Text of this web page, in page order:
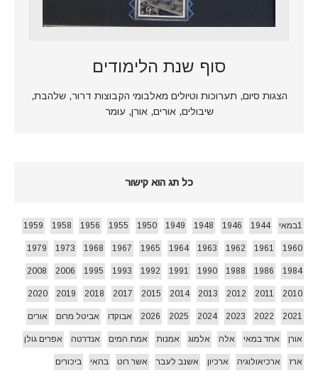
סוף שנת הלימודים
הצגות סיום, תערוכות וטיולים מאלבומי הקבוצות דרור, שלהבת,
שיבולים, אורים, אורן, עומר
כל תג הוא קישור
1במאי 1944
1946
1948
1949
1950
1955
1956
1958
1959
1960
1961
1962
1963
1964
1965
1967
1968
1973
1979
1984
1986
1988
1990
1991
1992
1993
1995
2006
2008
2010
2011
2012
2013
2014
2015
2017
2018
2019
2020
2021
2022
2023
2024
2025
2026 אבוקדו אביטל מרום אורים
אורן אחד במאי אלה אלמוג אמנות אמת המים אנדרטה אפרים גולן
ארז ארכיאולוגיה ארכיון אשנב לעבר אשר רוט בהאי ביכורים